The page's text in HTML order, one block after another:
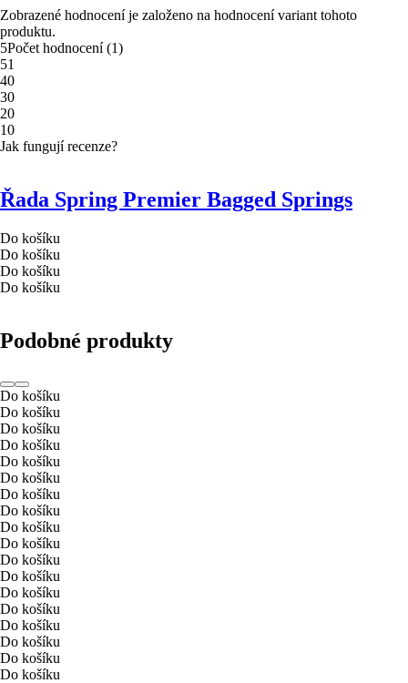
Zobrazené hodnocení je založeno na hodnocení variant tohoto
produktu.
5Počet hodnocení(1)
51
40
30
20
10
Jak fungují recenze?
Řada Spring Premier Bagged Springs
Do košíku
Do košíku
Do košíku
Do košíku
Podobné produkty
Do košíku
Do košíku
Do košíku
Do košíku
Do košíku
Do košíku
Do košíku
Do košíku
Do košíku
Do košíku
Do košíku
Do košíku
Do košíku
Do košíku
Do košíku
Do košíku
Do košíku
Do košíku